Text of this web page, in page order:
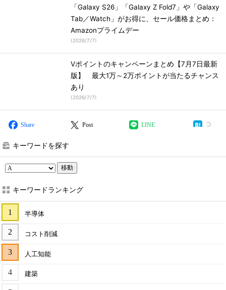
「Galaxy S26」「Galaxy Z Fold7」や「Galaxy
Tab／Watch」がお得に、セール価格まとめ：
Amazonプライムデー
(2026/7/7)
Vポイントのキャンペーンまとめ【7月7日最新
版】 最大1万～2万ポイントが当たるチャンス
あり
(2026/7/7)
Share Post LINE
キーワードを探す
移動
キーワードランキング
半導体
コスト削減
人工知能
建築